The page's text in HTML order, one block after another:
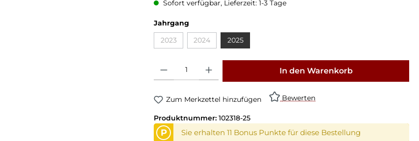
Sofort verfügbar, Lieferzeit: 1-3 Tage
Jahrgang
2023
2024 2025
In den Warenkorb
Zum Merkzettel hinzufügen Bewerten
Produktnummer: 102318-25
P Sie erhalten 11 Bonus Punkte für diese Bestellung